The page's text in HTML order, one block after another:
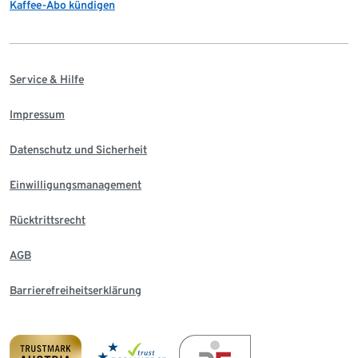
Kaffee-Abo kündigen
Service & Hilfe
Impressum
Datenschutz und Sicherheit
Einwilligungsmanagement
Rücktrittsrecht
AGB
Barrierefreiheitserklärung